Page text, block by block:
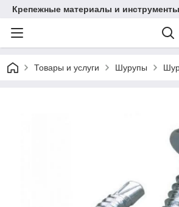
Крепежные материалы и
Товары и услуги Шурупы